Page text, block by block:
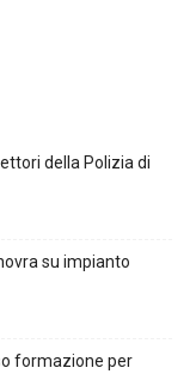
della Polizia di
su impianto
formazione per